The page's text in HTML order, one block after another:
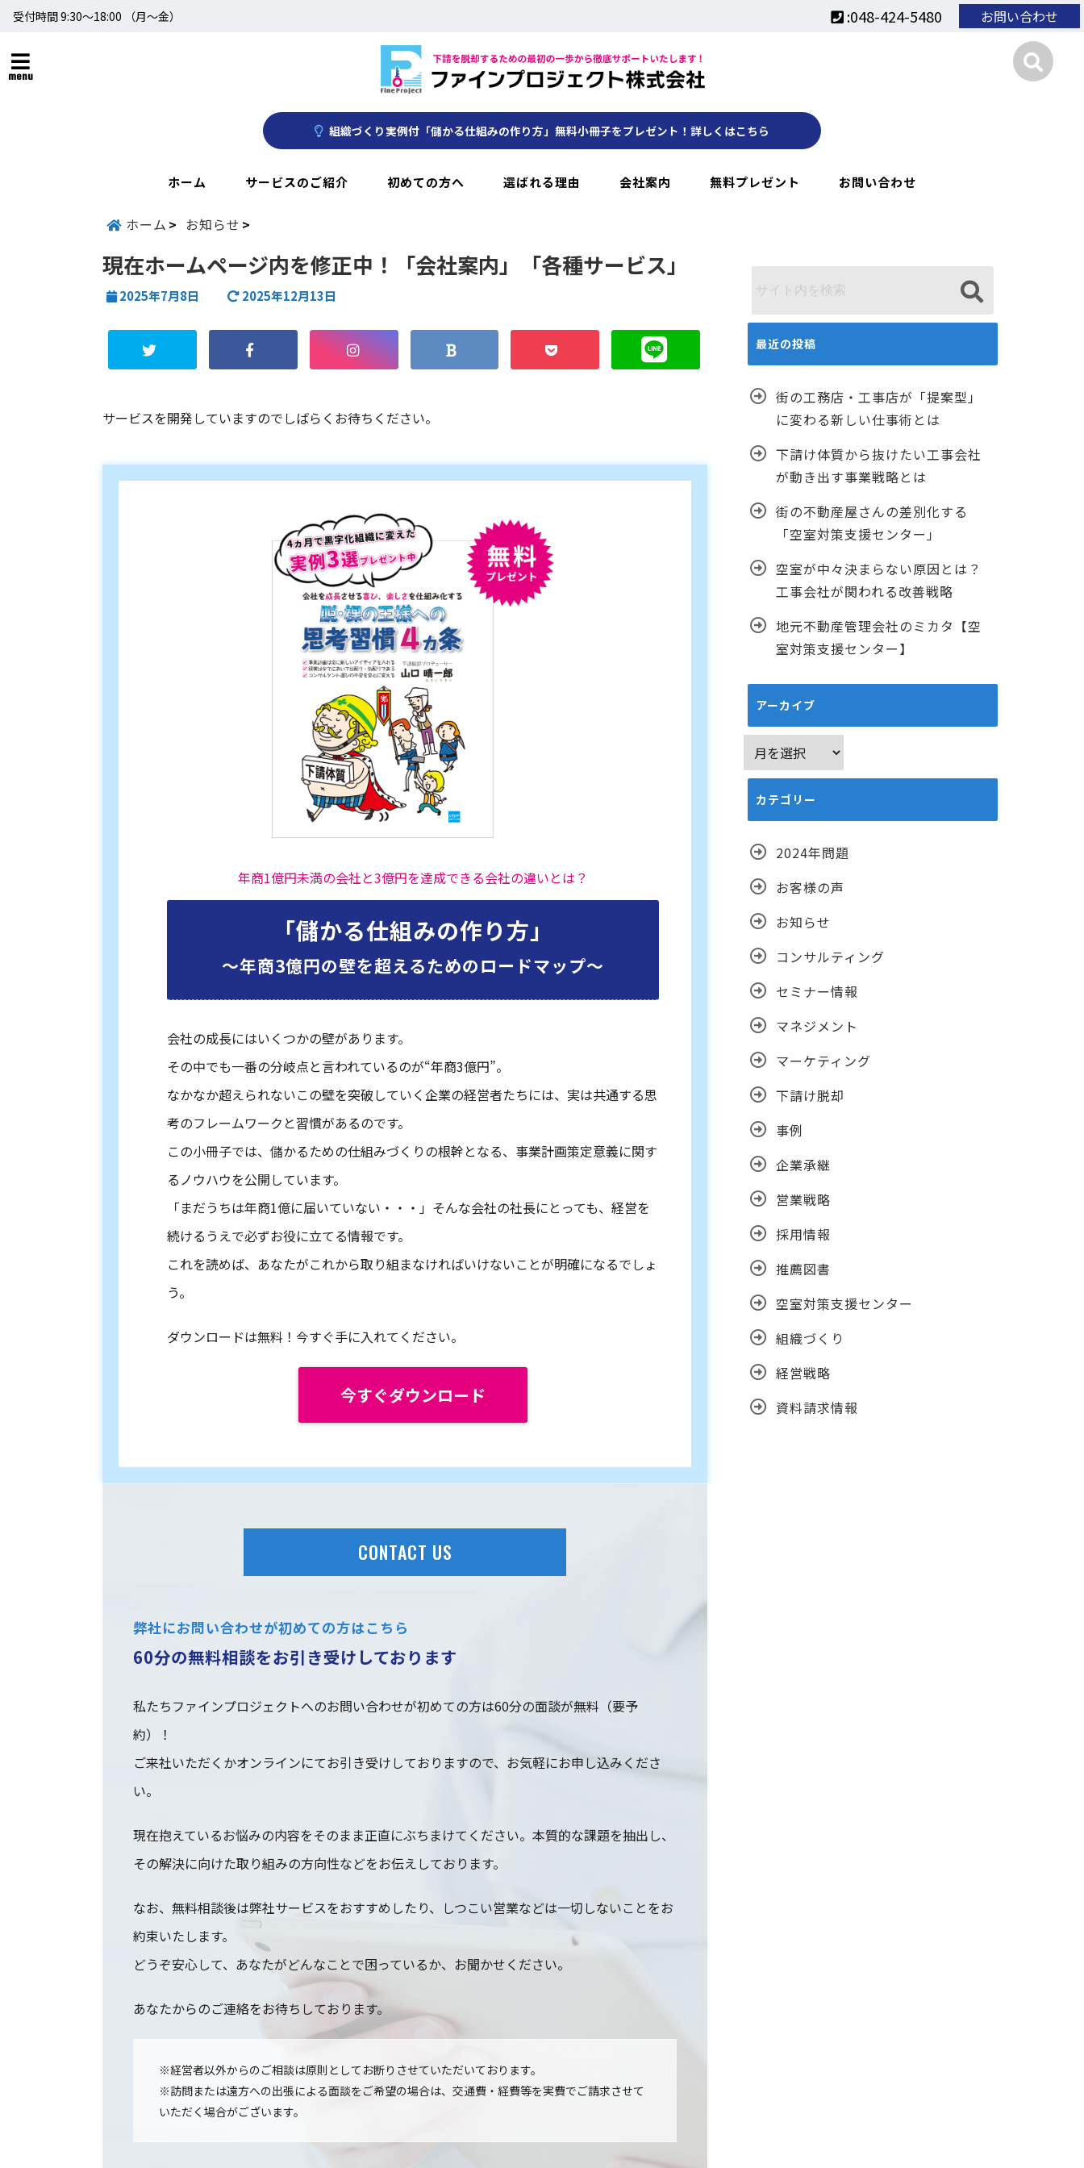
受付時間 9:30～18:00 （月〜金） お問い合わせ
:048-424-5480
menu
組織づくり実例付「儲かる仕組みの作り方」無料小冊子をプレゼント！詳しくはこちら
ホーム サービスのご紹介 初めての方へ 選ばれる理由 会社案内 無料プレゼント お問い合わせ
ホーム お知らせ
現在ホームページ内を修正中！「会社案内」「各種サービス」
2025年7月8日 2025年12月13日
サービスを開発していますのでしばらくお待ちください。
年商1億円未満の会社と3億円を達成できる会社の違いとは？
「儲かる仕組みの作り方」
〜年商3億円の壁を超えるためのロードマップ〜
会社の成長にはいくつかの壁があります。
その中でも一番の分岐点と言われているのが“年商3億円”。
なかなか超えられないこの壁を突破していく企業の経営者たちには、実は共通する思
考のフレームワークと習慣があるのです。
この小冊子では、儲かるための仕組みづくりの根幹となる、事業計画策定意義に関す
るノウハウを公開しています。
「まだうちは年商1億に届いていない・・・」そんな会社の社長にとっても、経営を
続けるうえで必ずお役に立てる情報です。
これを読めば、あなたがこれから取り組まなければいけないことが明確になるでしょ
う。
ダウンロードは無料！今すぐ手に入れてください。
今すぐダウンロード
CONTACT US
弊社にお問い合わせが初めての方はこちら
60分の無料相談をお引き受けしております
私たちファインプロジェクトへのお問い合わせが初めての方は60分の面談が無料（要予
約）！
ご来社いただくかオンラインにてお引き受けしておりますので、お気軽にお申し込みくださ
い。
現在抱えているお悩みの内容をそのまま正直にぶちまけてください。本質的な課題を抽出し、
その解決に向けた取り組みの方向性などをお伝えしております。
なお、無料相談後は弊社サービスをおすすめしたり、しつこい営業などは一切しないことをお
約束いたします。
どうぞ安心して、あなたがどんなことで困っているか、お聞かせください。
あなたからのご連絡をお待ちしております。
※経営者以外からのご相談は原則としてお断りさせていただいております。
※訪問または遠方への出張による面談をご希望の場合は、交通費・経費等を実費でご請求させて
いただく場合がございます。
最近の投稿
街の工務店・工事店が「提案型」
に変わる新しい仕事術とは
下請け体質から抜けたい工事会社
が動き出す事業戦略とは
街の不動産屋さんの差別化する
「空室対策支援センター」
空室が中々決まらない原因とは？
工事会社が関われる改善戦略
地元不動産管理会社のミカタ【空
室対策支援センター】
アーカイブ
ー
カ
ブ
カテゴリー
2024年問題
お客様の声
お知らせ
コンサルティング
セミナー情報
マネジメント
マーケティング
下請け脱却
事例
企業承継
営業戦略
採用情報
推薦図書
空室対策支援センター
組織づくり
経営戦略
資料請求情報